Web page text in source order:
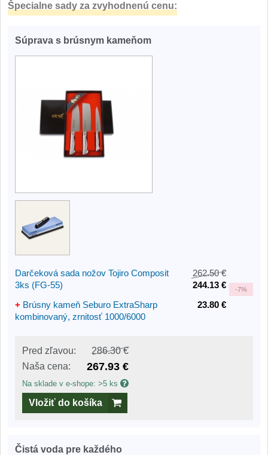
Špecialne sady za zvyhodnenú cenu:
Súprava s brúsnym kameňom
Darčeková sada nožov Tojiro Composit
3ks (FG-55)
262.50 €
244.13 €
-7%
+ Brúsny kameň Seburo ExtraSharp
kombinovaný, zrnitosť 1000/6000
23.80 €
Pred zľavou:
286.30 €
Naša cena:
267.93 €
Na sklade v e-shope: >5 ks
Vložiť do košíka
Čistá voda pre každého